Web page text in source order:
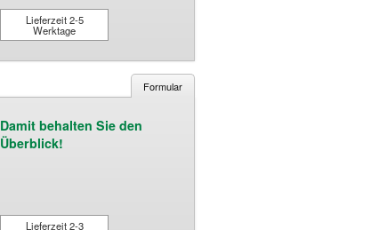
Lieferzeit 2-5
Werktage
Formular
Damit behalten Sie den
Überblick!
Lieferzeit 2-3